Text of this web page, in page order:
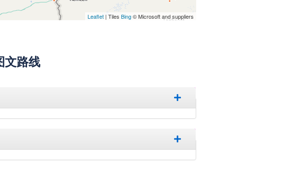
Leaflet | Tiles Bing© Microsoft and suppliers
文路线